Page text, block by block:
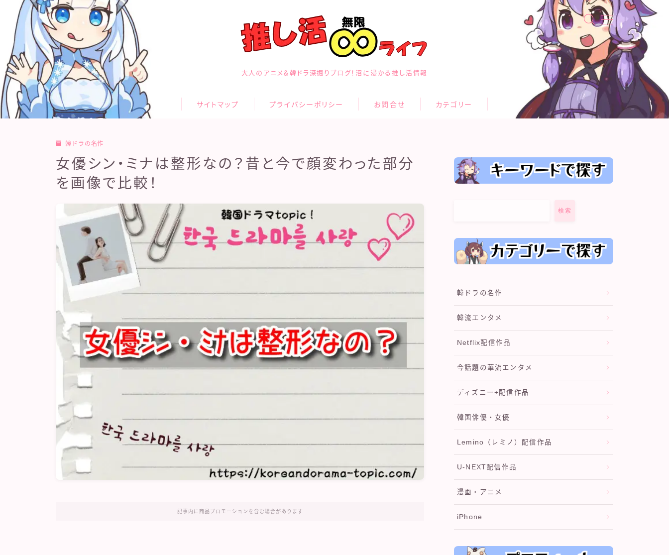
大人のアニメ＆韓ドラ深掘りブログ！沼に浸かる推し活情報
サイトマップ プライバシーポリシー お問合せ カテゴリー
お問合せ
カテゴリー
サイトマップ
トップページ
メディアコンテンツポリシー
韓ドラの名作
女優シン・ミナは整形なの？昔と今で顔変わった部分
を画像で比較！
記事内に商品プロモーションを含む場合があります
検索
韓ドラの名作
韓流エンタメ
Netflix配信作品
今話題の華流エンタメ
ディズニー+配信作品
韓国俳優・女優
Lemino（レミノ）配信作品
U-NEXT配信作品
漫画・アニメ
iPhone